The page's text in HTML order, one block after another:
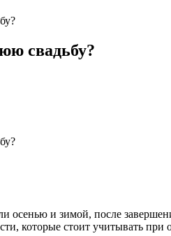
свадьбу?
осенью и зимой, после
которые стоит учитывать